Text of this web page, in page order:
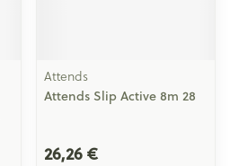
Attends
Attends Slip Active 8m 28
26,26 €